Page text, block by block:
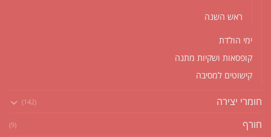
ראש השנה
ימי הולדת
קופסאות ושקיות מתנה
קישוטים למסיבה
חומרי יצירה (142)
חורף (9)